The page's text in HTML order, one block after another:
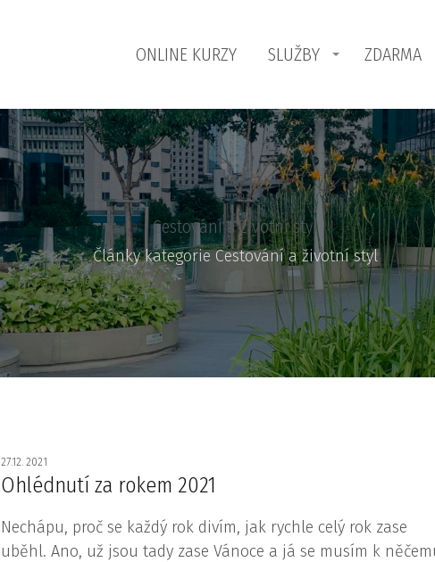
ONLINE KURZY SLUŽBY ZDARMA
Cestování a životní styl
Články kategorie Cestování a životní styl
27.12. 2021
Ohlédnutí za rokem 2021
Nechápu, proč se každý rok divím, jak rychle celý rok zase
uběhl. Ano, už jsou tady zase Vánoce a já se musím k